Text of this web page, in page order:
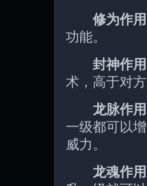
修为作
功能。
封神作
术，高于对
龙脉作
一级都可以
威力。
龙魂作